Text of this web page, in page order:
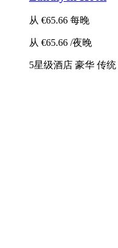
从 €65.66 每晚
从 €65.66 /夜晚
5星级酒店 豪华 传统